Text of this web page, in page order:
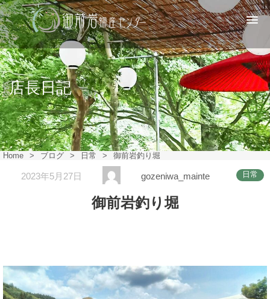
店長日記
Home > ブログ > 日常 > 御前岩釣り堀
2023年5月27日 gozeniwa_mainte 日常
御前岩釣り堀